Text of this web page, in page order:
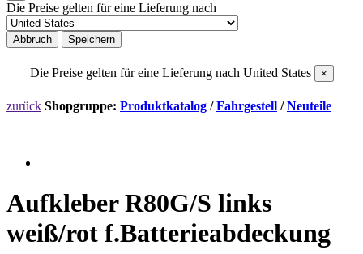
Die Preise gelten für eine Lieferung nach
Abbruch Speichern
Die Preise gelten für eine Lieferung nach United States ×
zurück Shopgruppe: Produktkatalog /Fahrgestell /Neuteile
Aufkleber R80G/S links
weiß/rot f.Batterieabdeckung